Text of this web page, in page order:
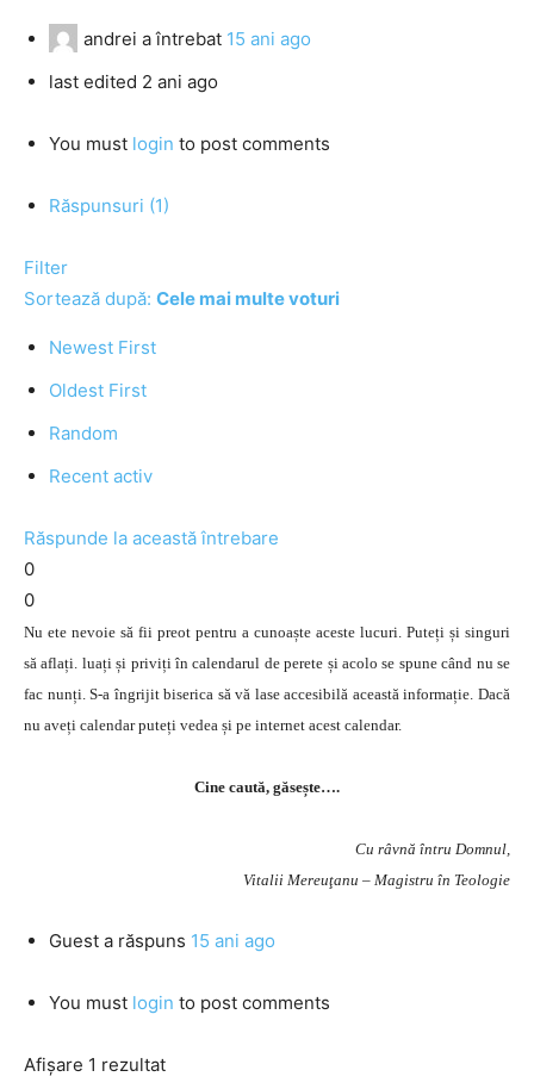
andrei a întrebat 15 ani ago
last edited 2 ani ago
You must login to post comments
Răspunsuri (1)
Filter
Sortează după: Cele mai multe voturi
Newest First
Oldest First
Random
Recent activ
Răspunde la această întrebare
0
0
Nu ete nevoie să fii preot pentru a cunoaște aceste lucuri. Puteți și singuri
să aflați. luați și priviți în calendarul de perete și acolo se spune când nu se
fac nunți. S-a îngrijit biserica să vă lase accesibilă această informație. Dacă
nu aveți calendar puteți vedea și pe internet acest calendar.
Cine caută, găsește….
Cu râvnă întru Domnul,
Vitalii Mereuţanu – Magistru în Teologie
Guest a răspuns 15 ani ago
You must login to post comments
Afișare 1 rezultat